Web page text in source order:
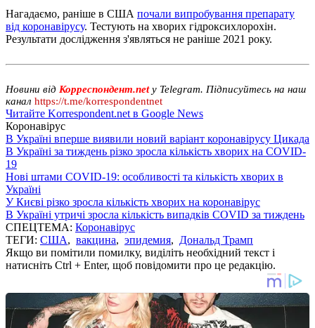
Нагадаємо, раніше в США почали випробування препарату
від коронавірусу. Тестують на хворих гідроксихлорохін.
Результати дослідження з'являться не раніше 2021 року.
Новини від Корреспондент.net у Telegram. Підписуйтесь на наш
канал https://t.me/korrespondentnet
Читайте Korrespondent.net в Google News
Коронавірус
В Україні вперше виявили новий варіант коронавірусу Цикада
В Україні за тиждень різко зросла кількість хворих на COVID-
19
Нові штами COVID-19: особливості та кількість хворих в
Україні
У Києві різко зросла кількість хворих на коронавірус
В Україні утричі зросла кількість випадків COVID за тиждень
СПЕЦТЕМА: Коронавірус
ТЕГИ: США, вакцина, эпидемия, Дональд Трамп
Якщо ви помітили помилку, виділіть необхідний текст і
натисніть Ctrl + Enter, щоб повідомити про це редакцію.